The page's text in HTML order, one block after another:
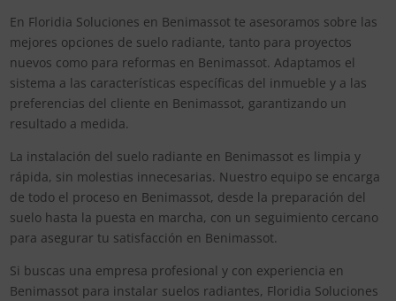
En Floridia Soluciones en Benimassot te asesoramos sobre las
mejores opciones de suelo radiante, tanto para proyectos
nuevos como para reformas en Benimassot. Adaptamos el
sistema a las características específicas del inmueble y a las
preferencias del cliente en Benimassot, garantizando un
resultado a medida.
La instalación del suelo radiante en Benimassot es limpia y
rápida, sin molestias innecesarias. Nuestro equipo se encarga
de todo el proceso en Benimassot, desde la preparación del
suelo hasta la puesta en marcha, con un seguimiento cercano
para asegurar tu satisfacción en Benimassot.
Si buscas una empresa profesional y con experiencia en
Benimassot para instalar suelos radiantes, Floridia Soluciones